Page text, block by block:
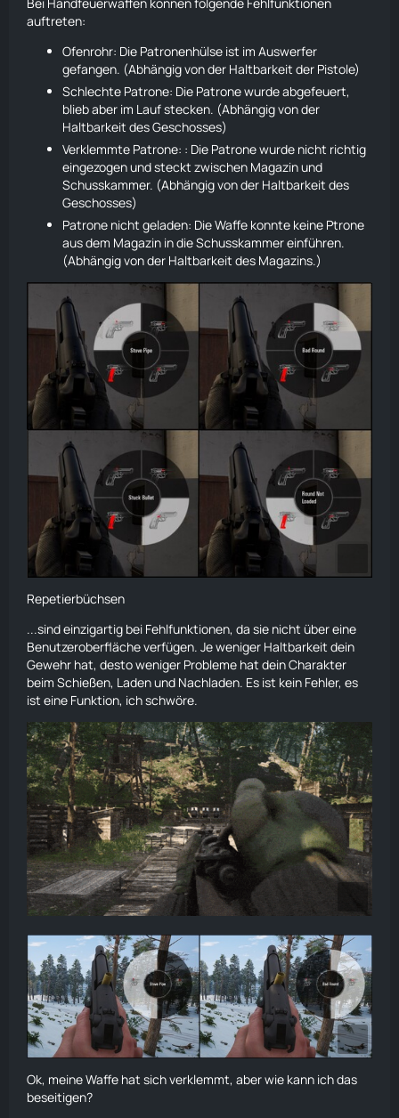
auftreten:
Ofenrohr: Die Patronenhülse ist im Auswerfer
gefangen. (Abhängig von der Haltbarkeit der Pistole)
Schlechte Patrone: Die Patrone wurde abgefeuert,
blieb aber im Lauf stecken. (Abhängig von der
Haltbarkeit des Geschosses)
Verklemmte Patrone: : Die Patrone wurde nicht richtig
eingezogen und steckt zwischen Magazin und
Schusskammer. (Abhängig von der Haltbarkeit des
Geschosses)
Patrone nicht geladen: Die Waffe konnte keine Ptrone
aus dem Magazin in die Schusskammer einführen.
(Abhängig von der Haltbarkeit des Magazins.)
Repetierbüchsen
...sind einzigartig bei Fehlfunktionen, da sie nicht über eine
Benutzeroberfläche verfügen. Je weniger Haltbarkeit dein
Gewehr hat, desto weniger Probleme hat dein Charakter
beim Schießen, Laden und Nachladen. Es ist kein Fehler, es
ist eine Funktion, ich schwöre.
Ok, meine Waffe hat sich verklemmt, aber wie kann ich das
beseitigen?